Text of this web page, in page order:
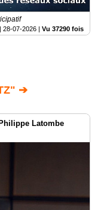
28-07-2026 | Vu 37290 fois
➔
Latombe